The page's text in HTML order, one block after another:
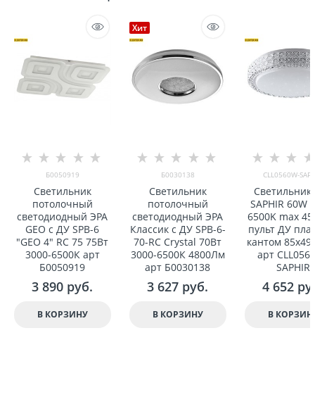
Б0050919
Светильник
потолочный
светодиодный ЭРА
GEO с ДУ SPB-6
"GEO 4" RC 75 75Вт
3000-6500К арт
Б0050919
3 890 руб.
В КОРЗИНУ
Хит
Б0030138
Светильник
потолочный
светодиодный ЭРА
Классик с ДУ SPB-6-
70-RC Crystal 70Вт
3000-6500К 4800Лм
арт Б0030138
3 627 руб.
В КОРЗИНУ
CLL0560W-
Светильник
SAPHIR 60W
6500K max
пульт ДУ
кантом
арт
SAPHIR
4 652
В